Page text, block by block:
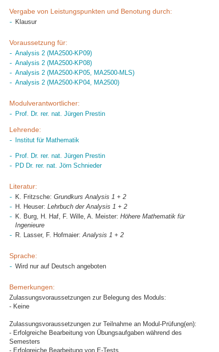
Vergabe von Leistungspunkten und Benotung durch:
Klausur
Voraussetzung für:
Analysis 2 (MA2500-KP09)
Analysis 2 (MA2500-KP08)
Analysis 2 (MA2500-KP05, MA2500-MLS)
Analysis 2 (MA2500-KP04, MA2500)
Modulverantwortlicher:
Prof. Dr. rer. nat. Jürgen Prestin
Lehrende:
Institut für Mathematik
Prof. Dr. rer. nat. Jürgen Prestin
PD Dr. rer. nat. Jörn Schnieder
Literatur:
K. Fritzsche: Grundkurs Analysis 1 + 2
H. Heuser: Lehrbuch der Analysis 1 + 2
K. Burg, H. Haf, F. Wille, A. Meister: Höhere Mathematik für
Ingenieure
R. Lasser, F. Hofmaier:Analysis 1 + 2
Sprache:
Wird nur auf Deutsch angeboten
Bemerkungen:
Zulassungsvoraussetzungen zur Belegung des Moduls:
- Keine
Zulassungsvoraussetzungen zur Teilnahme an Modul-Prüfung(en):
- Erfolgreiche Bearbeitung von Übungsaufgaben während des
Semesters
- Erfolgreiche Bearbeitung von E-Tests